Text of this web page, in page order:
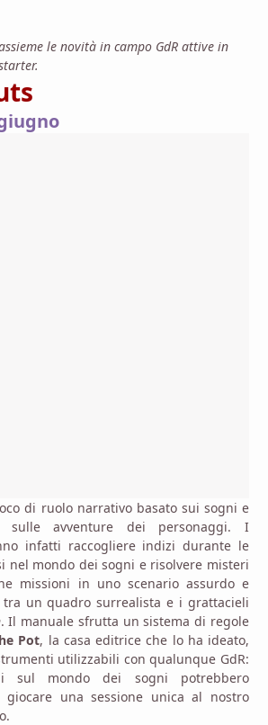
le novità in campo GdR attive in
di ruolo narrativo basato sui sogni e
avventure dei personaggi. I
infatti raccogliere indizi durante le
nel mondo dei sogni e risolvere misteri
missioni in uno scenario assurdo e
un quadro surrealista e i grattacieli
. Il manuale sfrutta un sistema di regole
Pot, la casa editrice che lo ha ideato,
utilizzabili con qualunque GdR:
sul mondo dei sogni potrebbero
una sessione unica al nostro